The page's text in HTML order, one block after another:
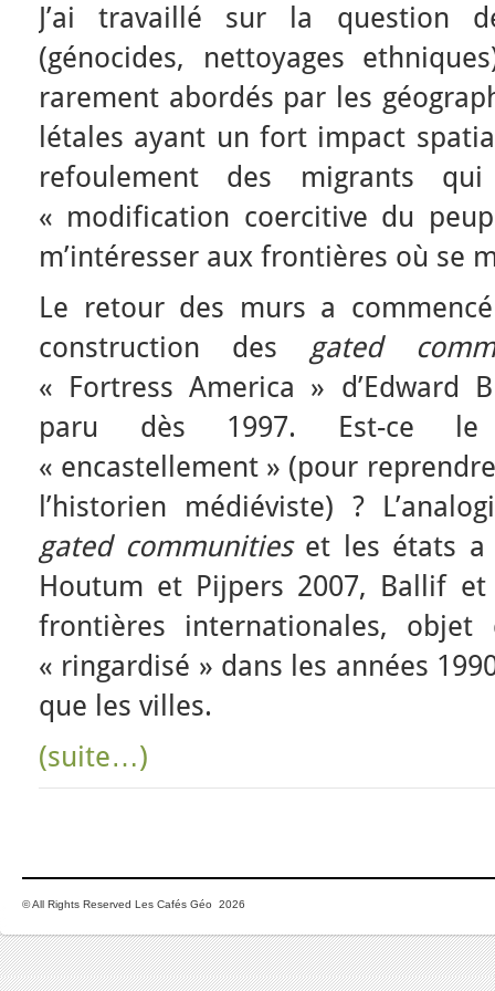
J’ai travaillé sur la question
(génocides, nettoyages
rarement abordés par les
létales ayant un fort impact
refoulement des migrants
« modification coercitive du
m’intéresser aux frontières où se
Le retour des murs a
construction des gated
« Fortress America » d’Edward
paru dès 1997. Est-ce le
« encastellement » (pour
l’historien médiéviste) ?
gated communitieset les états a
Houtum et Pijpers 2007, Ballif et
frontières internationales, objet
« ringardisé » dans les années
que les villes.
(suite…)
© All Rights Reserved Les Cafés Géo 2026